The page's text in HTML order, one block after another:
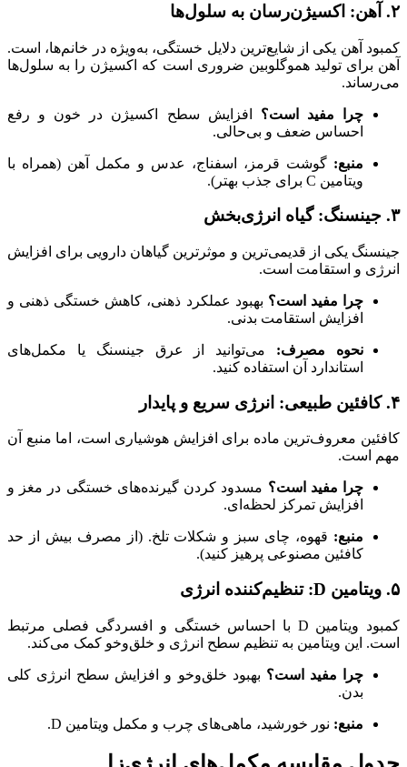
۲. آهن: اکسیژن‌رسان به سلول‌ها
کمبود آهن یکی از شایع‌ترین دلایل خستگی، به‌ویژه در خانم‌ها، است.
آهن برای تولید هموگلوبین ضروری است که اکسیژن را به سلول‌ها
می‌رساند.
چرا مفید است؟ افزایش سطح اکسیژن در خون و رفع
احساس ضعف و بی‌حالی.
منبع: گوشت قرمز، اسفناج، عدس و مکمل آهن (همراه با
ویتامین C برای جذب بهتر).
۳. جینسنگ: گیاه انرژی‌بخش
جینسنگ یکی از قدیمی‌ترین و موثرترین گیاهان دارویی برای افزایش
انرژی و استقامت است.
چرا مفید است؟ بهبود عملکرد ذهنی، کاهش خستگی ذهنی و
افزایش استقامت بدنی.
نحوه مصرف: می‌توانید از عرق جینسنگ یا مکمل‌های
استاندارد آن استفاده کنید.
۴. کافئین طبیعی: انرژی سریع و پایدار
کافئین معروف‌ترین ماده برای افزایش هوشیاری است، اما منبع آن
مهم است.
چرا مفید است؟ مسدود کردن گیرنده‌های خستگی در مغز و
افزایش تمرکز لحظه‌ای.
منبع: قهوه، چای سبز و شکلات تلخ. (از مصرف بیش از حد
کافئین مصنوعی پرهیز کنید).
۵. ویتامین D: تنظیم‌کننده انرژی
کمبود ویتامین D با احساس خستگی و افسردگی فصلی مرتبط
است. این ویتامین به تنظیم سطح انرژی و خلق‌وخو کمک می‌کند.
چرا مفید است؟ بهبود خلق‌وخو و افزایش سطح انرژی کلی
بدن.
منبع: نور خورشید، ماهی‌های چرب و مکمل ویتامین D.